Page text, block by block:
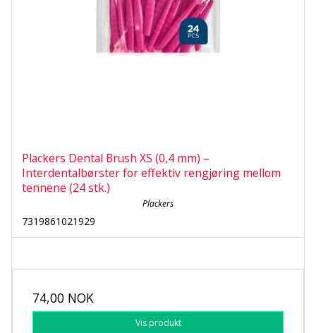
Plackers Dental Brush XS (0,4 mm) –
Interdentalbørster for effektiv rengjøring mellom
tennene (24 stk.)
Plackers
7319861021929
74,00 NOK
Vis produkt